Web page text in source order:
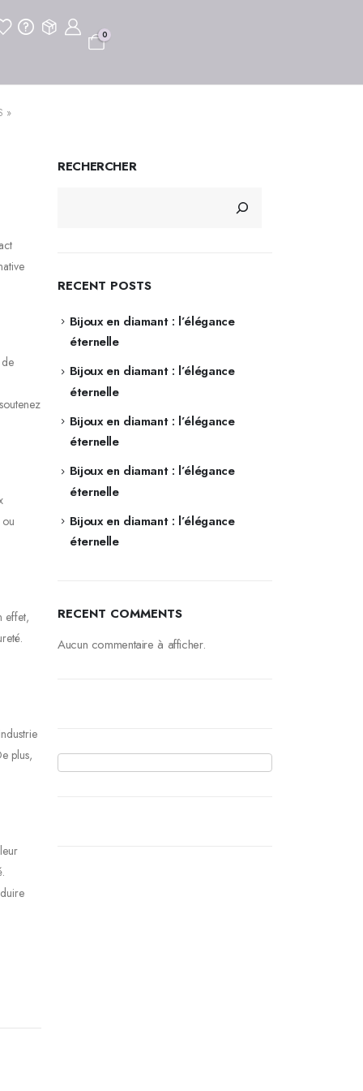
0
»
effet,
plus,
RECHERCHER
RECENT POSTS
Bijoux en diamant : l’élégance
éternelle
Bijoux en diamant : l’élégance
éternelle
Bijoux en diamant : l’élégance
éternelle
Bijoux en diamant : l’élégance
éternelle
Bijoux en diamant : l’élégance
éternelle
RECENT COMMENTS
Aucun commentaire à afficher.